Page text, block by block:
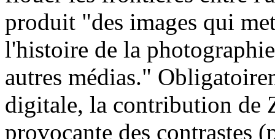
produit "des images qui
l'histoire de la
autres médias."
digitale, la contribution de
provocante des contrastes